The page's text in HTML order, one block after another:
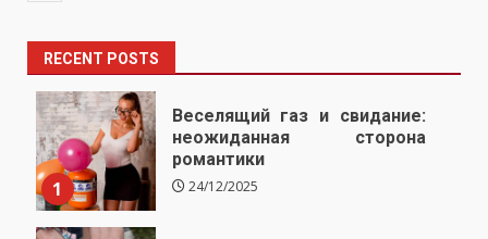
RECENT POSTS
1
Веселящий газ и свидание:
неожиданная сторона
романтики
24/12/2025